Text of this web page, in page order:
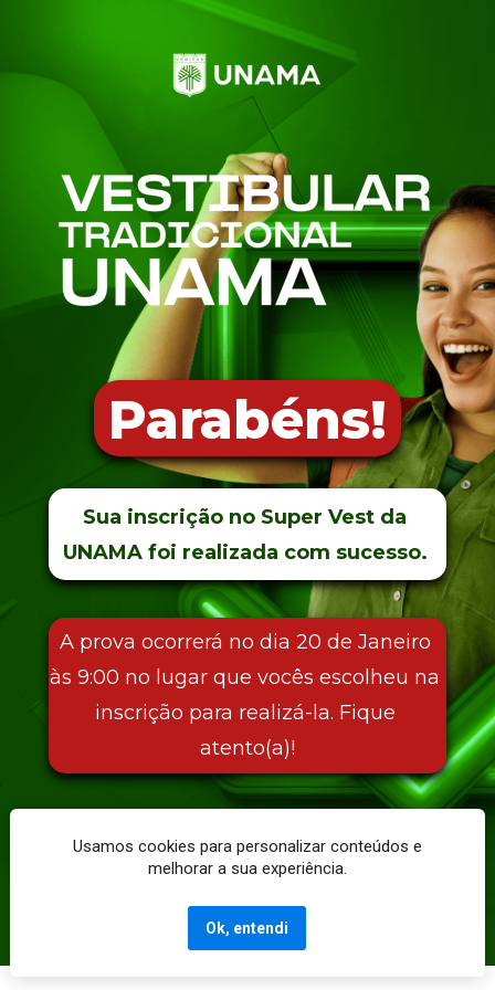
Sua inscrição no Super Vest da
UNAMA foi realizada com sucesso.
Parabéns!
Ser Educacional @ 2023 - Todos os direitos
reservados.
A prova ocorrerá no dia 20 de Janeiro
às 9:00 no lugar que vocês escolheu na
inscrição para realizá-la. Fique
atento(a)!
Usamos cookies para personalizar conteúdos e
melhorar a sua experiência.
Ok, entendi